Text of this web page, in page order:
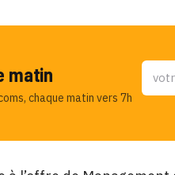
matin
chaque matin vers 7h